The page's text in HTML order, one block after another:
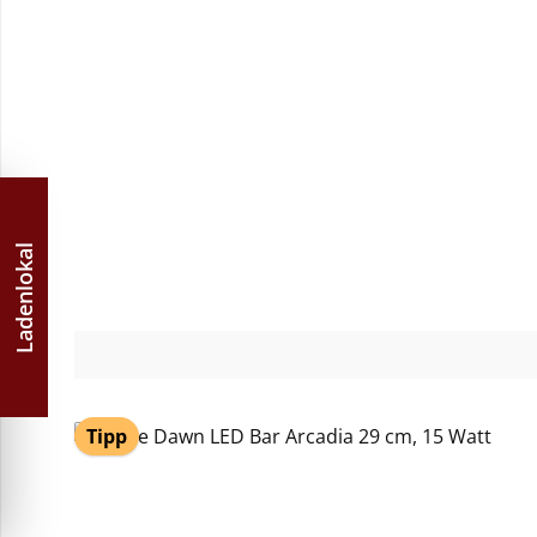
Tipp
Ladenlokal